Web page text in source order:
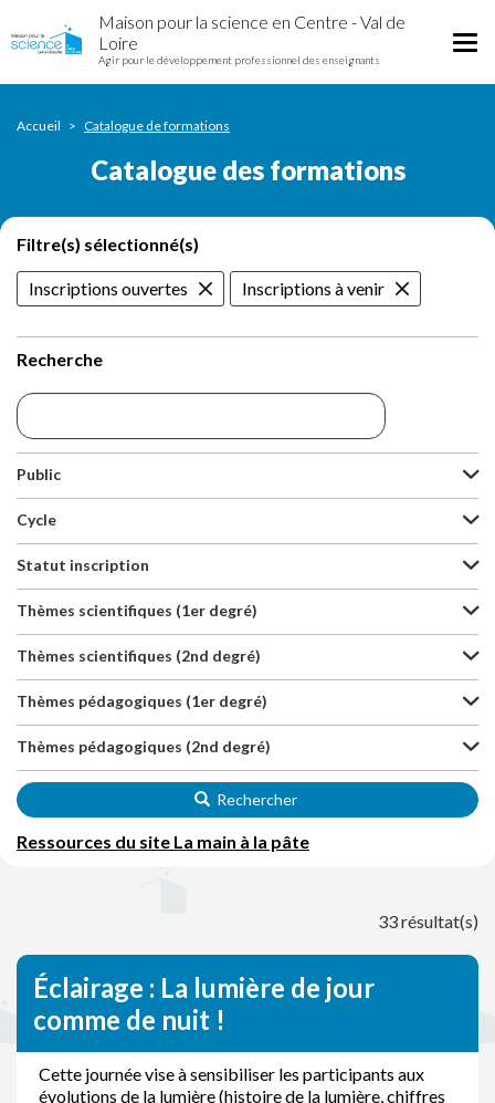
des
formations
au
contenu
Maison pour la science en Centre - Val de
Loire
Agir pour le développement professionnel des enseignants
Accueil Catalogue de formations
Catalogue des formations
Filtre(s) sélectionné(s)
Inscriptions ouvertes Inscriptions à venir
Recherche
Public
Cycle
Statut inscription
Thèmes scientifiques (1er degré)
Thèmes scientifiques (2nd degré)
Thèmes pédagogiques (1er degré)
Thèmes pédagogiques (2nd degré)
Rechercher
Ressources du site La main à la pâte
33 résultat(s)
Éclairage : La lumière de jour
comme de nuit !
Cette journée vise à sensibiliser les participants aux
évolutions de la lumière (histoire de la lumière, chiffres